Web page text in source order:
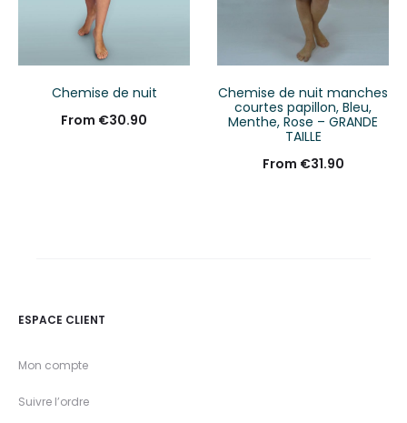
Chemise de nuit
From €30.90
Chemise de nuit manches
courtes papillon, Bleu,
Menthe, Rose – GRANDE
TAILLE
From €31.90
ESPACE CLIENT
Mon compte
Suivre l’ordre